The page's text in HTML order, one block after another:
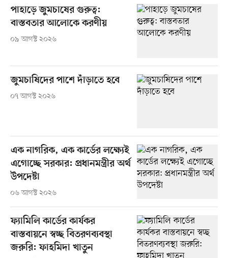
পাহাড়ে জুমচাষের গুরুত্ব:
বাস্তবতার আলোকে করণীয়
০৯ আগস্ট ২০২৬
জুমচাষিদের পাশে দাঁড়াতে হবে
০৭ আগস্ট ২০২৬
এক নাগরিক, এক কার্ডের লক্ষ্যেই
এগোচ্ছে সরকার: প্রধানমন্ত্রীর অর্থ
উপদেষ্টা
০৬ আগস্ট ২০২৬
ফ্যামিলি কার্ডের কার্যকর
বাস্তবায়নে স্বচ্ছ বিতরণব্যবস্থা
জরুরি: ফাহমিদা খাতুন